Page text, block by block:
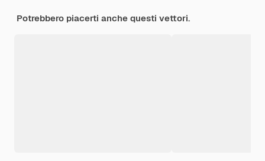
Potrebbero piacerti anche questi vettori.